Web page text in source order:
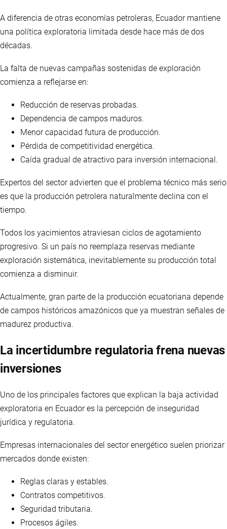
A diferencia de otras economías petroleras, Ecuador mantiene
una política exploratoria limitada desde hace más de dos
décadas.
La falta de nuevas campañas sostenidas de exploración
comienza a reflejarse en:
Reducción de reservas probadas.
Dependencia de campos maduros.
Menor capacidad futura de producción.
Pérdida de competitividad energética.
Caída gradual de atractivo para inversión internacional.
Expertos del sector advierten que el problema técnico más serio
es que la producción petrolera naturalmente declina con el
tiempo.
Todos los yacimientos atraviesan ciclos de agotamiento
progresivo. Si un país no reemplaza reservas mediante
exploración sistemática, inevitablemente su producción total
comienza a disminuir.
Actualmente, gran parte de la producción ecuatoriana depende
de campos históricos amazónicos que ya muestran señales de
madurez productiva.
La incertidumbre regulatoria frena nuevas
inversiones
Uno de los principales factores que explican la baja actividad
exploratoria en Ecuador es la percepción de inseguridad
jurídica y regulatoria.
Empresas internacionales del sector energético suelen priorizar
mercados donde existen:
Reglas claras y estables.
Contratos competitivos.
Seguridad tributaria.
Procesos ágiles.